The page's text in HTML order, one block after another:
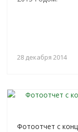
28 декабря 2014
Фотоотчет с